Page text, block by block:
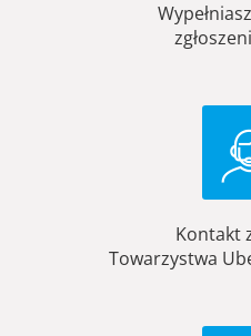
Kontakt
Towarzystwa